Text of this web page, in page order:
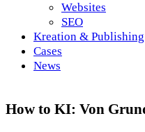
Websites
SEO
Kreation & Publishing
Cases
News
How to KI: Von